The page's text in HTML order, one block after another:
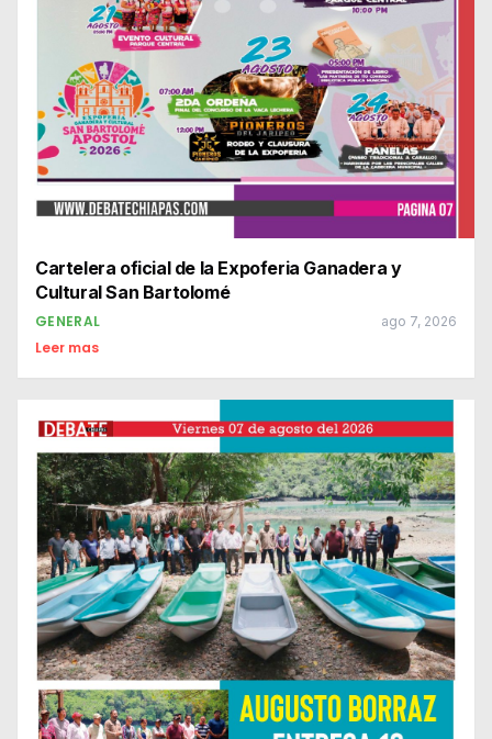
Cartelera oficial de la Expoferia Ganadera y
Cultural San Bartolomé
GENERAL ago 7, 2026
Leer mas